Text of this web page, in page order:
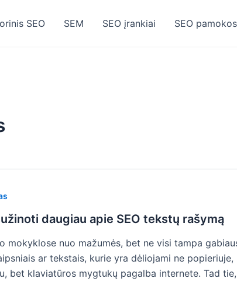
SEO SEM SEO įrankiai SEO pamokos
daugiau apie SEO tekstų rašymą
mokyklose nuo mažumės, bet ne visi tampa
ar tekstais, kurie yra dėliojami ne popieriuje,
bet klaviatūros mygtukų pagalba internete. Tad tie,